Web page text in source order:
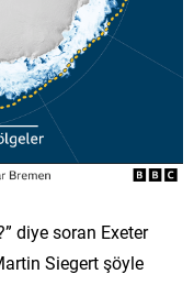
diye soran Exeter
Siegert şöyle